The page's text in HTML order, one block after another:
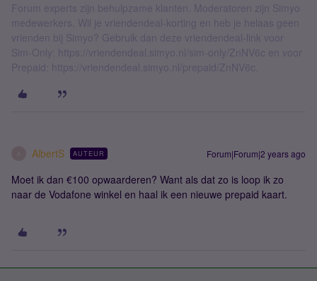
Forum experts zijn behulpzame klanten. Moderatoren zijn Simyo
medewerkers. Wil je vriendendeal-korting en heb je helaas geen
vrienden bij Simyo? Gebruik dan deze vriendendeal-link voor
Sim-Only: https://vriendendeal.simyo.nl/sim-only/ZnNV6c en voor
Prepaid: https://vriendendeal.simyo.nl/prepaid/ZnNV6c.
AlbertS AUTEUR Forum|Forum|2 years ago
Moet ik dan €100 opwaarderen? Want als dat zo is loop ik zo
naar de Vodafone winkel en haal ik een nieuwe prepaid kaart.